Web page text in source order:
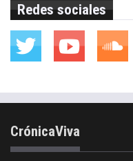
Redes sociales
CrónicaViva